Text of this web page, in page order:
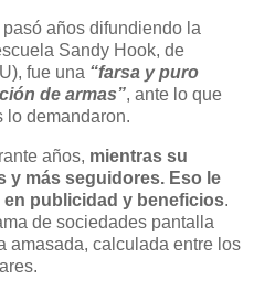
años difundiendo la
Sandy Hook, de
fue una “farsa y puro
de armas”, ante lo que
lo demandaron.
años, mientras su
y más seguidores. Eso le
publicidad y beneficios.
de sociedades pantalla
amasada, calculada entre los